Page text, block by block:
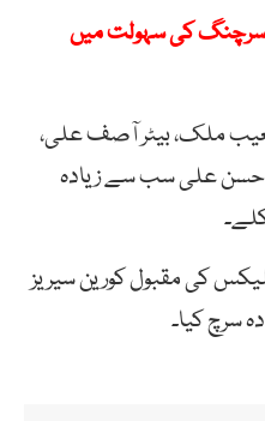
سرچنگ کی سہولت میں
ملک، بیٹر آصف علی،
حسن علی سب سے زیادہ
کی مقبول کورین سیریز
سرچ کیا۔